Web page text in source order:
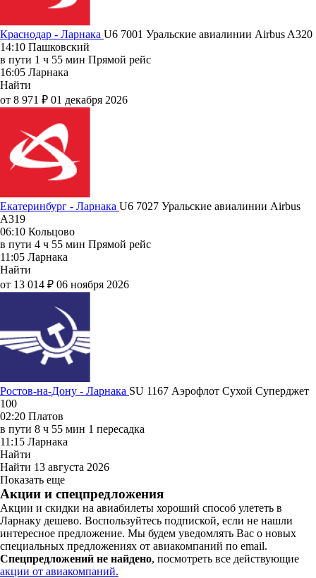
Краснодар - Ларнака U6 7001 Уральские авиалинии Airbus A320
14:10 Пашковский
в пути 1 ч 55 мин Прямой рейс
16:05 Ларнака
Найти
от 8 971 ₽ 01 декабря 2026
Екатеринбург - Ларнака U6 7027 Уральские авиалинии Airbus
A319
06:10 Кольцово
в пути 4 ч 55 мин Прямой рейс
11:05 Ларнака
Найти
от 13 014 ₽ 06 ноября 2026
Ростов-на-Дону - Ларнака SU 1167 Аэрофлот Сухой Суперджет
100
02:20 Платов
в пути 8 ч 55 мин 1 пересадка
11:15 Ларнака
Найти
Найти 13 августа 2026
Показать еще
Акции и спецпредложения
Акции и скидки на авиабилеты хороший способ улететь в
Ларнаку дешево. Воспользуйтесь подпиской, если не нашли
интересное предложение. Мы будем уведомлять Вас о новых
специальных предложениях от авиакомпаний по email.
Спецпредложений не найдено, посмотреть все действующие
акции от авиакомпаний.